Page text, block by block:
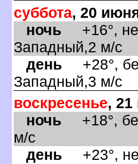
суббота, 20
ночь +16°,
Западный,2 м/с
день +28°,
Западный,3 м/с
оскресенье,
ночь +18°,
м/с
день +23°,